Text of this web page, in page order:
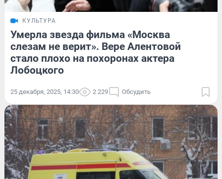
КУЛЬТУРА
Умерла звезда фильма «Москва
слезам не верит». Вере Алентовой
стало плохо на похоронах актера
Лобоцкого
25 декабря, 2025, 14:30 2 229 Обсудить